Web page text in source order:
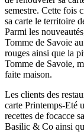
semestre. Cette fois
sa carte le territoire
Parmi les
Tomme de Savoie
rouges ainsi que la
Tomme de Savoie,
faite maison.
Les clients des
carte Printemps-Eté
recettes de focacce
Basilic & Co ainsi